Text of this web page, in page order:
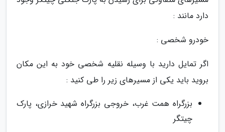
دارد مانند :
خودرو شخصی :
اگر تمایل دارید با وسیله نقلیه شخصی خود به این مکان
بروید باید یکی از مسیرهای زیر را طی کنید :
بزرگراه همت غرب، خروجی بزرگراه شهید خرازی، پارک
چیتگر